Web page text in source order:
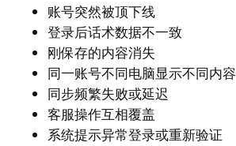
账号突然被顶下线
登录后话术数据不一致
刚保存的内容消失
同一账号不同电脑显示不同内容
同步频繁失败或延迟
客服操作互相覆盖
系统提示异常登录或重新验证